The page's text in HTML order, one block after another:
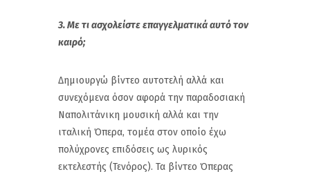
3. Με τι ασχολείστε επαγγελματικά αυτό τον
καιρό;
Δημιουργώ βίντεο αυτοτελή αλλά και
συνεχόμενα όσον αφορά την παραδοσιακή
Ναπολιτάνικη μουσική αλλά και την
ιταλική Όπερα, τομέα στον οποίο έχω
πολύχρονες επιδόσεις ως λυρικός
εκτελεστής (Τενόρος). Τα βίντεο Όπερας